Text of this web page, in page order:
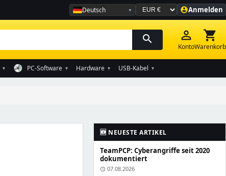
Deutsch
Währung auswählen account_circleAnmelden
search person_outline
Konto
shopping_cart
Warenkorb
▾ PC-Software ▾ Hardware ▾ USB-Kabel ▾
🆕 NEUESTE ARTIKEL
TeamPCP: Cyberangriffe seit 2020
dokumentiert
schedule 07.08.2026